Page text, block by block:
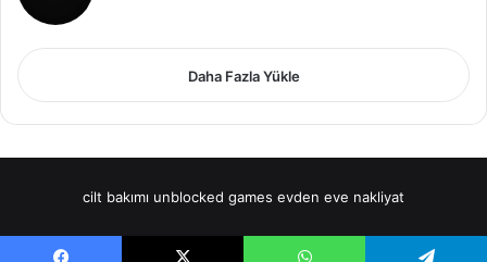
Daha Fazla Yükle
cilt bakımı unblocked games evden eve nakliyat